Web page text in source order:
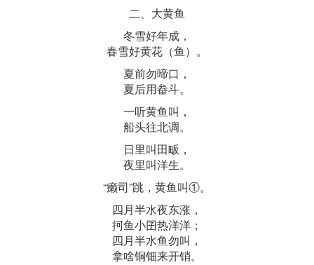
二、大黄鱼
冬雪好年成，
春雪好黄花（鱼）。
夏前勿啼口，
夏后用畚斗。
一听黄鱼叫，
船头往北调。
日里叫田畈，
夜里叫洋生。
“癞司”跳，黄鱼叫①。
四月半水夜东涨，
抲鱼小囝热洋洋；
四月半水鱼勿叫，
拿啥铜钿来开销。